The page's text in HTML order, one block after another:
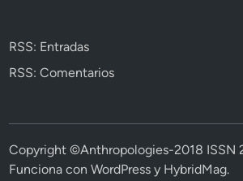
RSS: Entradas
RSS: Comentarios
Copyright ©Anthropologies-2018 ISSN
Funciona conWordPress y HybridMag.